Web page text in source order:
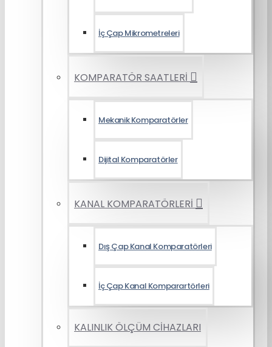
İç Çap Mikrometreleri
KOMPARATÖR SAATLERİ
Mekanik Komparatörler
Dijital Komparatörler
KANAL KOMPARATÖRLERİ
Dış Çap Kanal Komparatörleri
İç Çap Kanal Komparartörleri
KALINLIK ÖLÇÜM CİHAZLARI